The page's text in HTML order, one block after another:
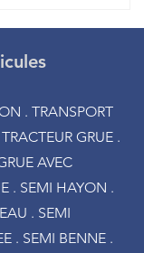
8x4
. TRANSPORT
GRUE .
AVEC
. SEMI HAYON .
. SEMI
. SEMI BENNE .